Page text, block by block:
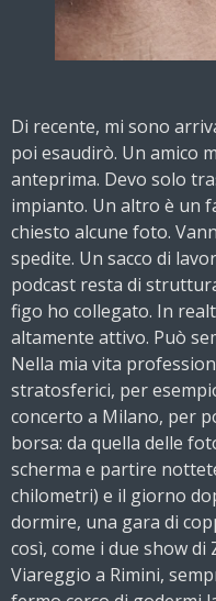
Di recente, mi sono
poi esaudirò. Un amico
anteprima. Devo solo
impianto. Un altro è un
chiesto alcune foto.
spedite. Un sacco di
podcast resta di
figo ho collegato. In
altamente attivo. Può
Nella mia vita
stratosferici, per
concerto a Milano, per
borsa: da quella delle
scherma e partire
chilometri) e il giorno
dormire, una gara di
così, come i due show di
Viareggio a Rimini,